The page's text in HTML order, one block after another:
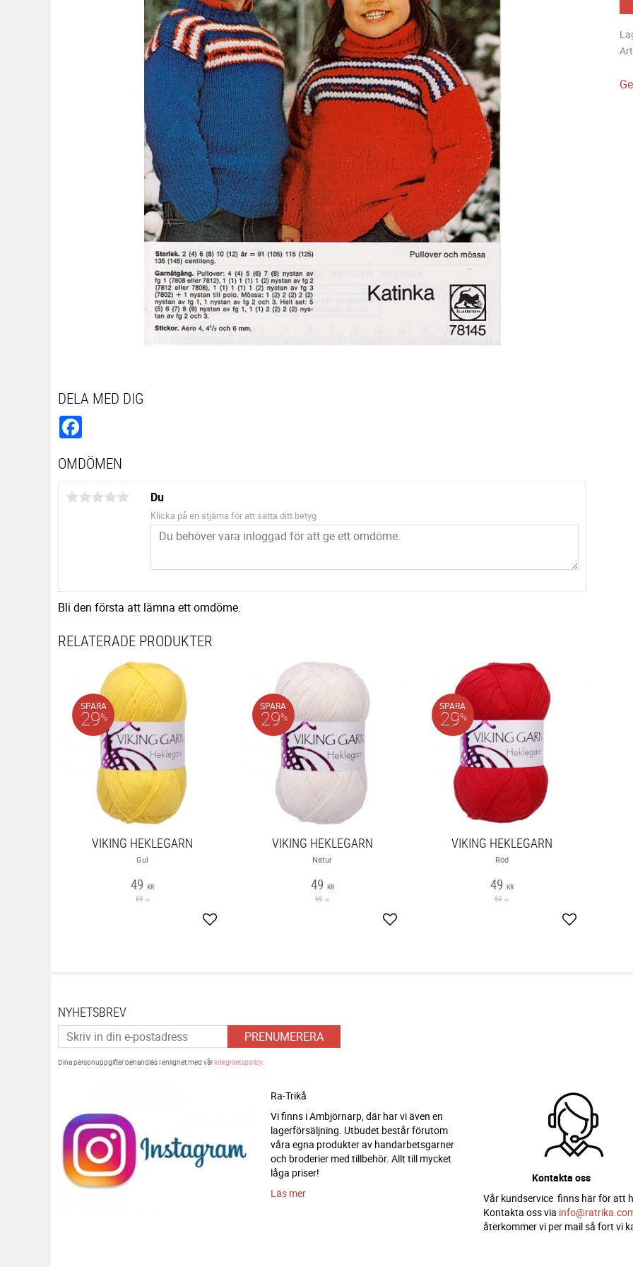
DELA MED DIG
OMDÖMEN
Du
Klicka på en stjärna för att sätta ditt betyg
Bli den första att lämna ett omdöme.
RELATERADE PRODUKTER
VIKING HEKLEGARN
Gul
49 KR
69 KR
SPARA
29%
Lägg till i favoriter
VIKING HEKLEGARN
Natur
49 KR
69 KR
SPARA
29%
Lägg till i favoriter
VIKING HEKLEGARN
Röd
49 KR
69 KR
SPARA
29%
Lägg till i
NYHETSBREV
PRENUMERERA
Dina personuppgifter behandlas i enlighet med vårintegritetspolicy.
Ra-Trikå
Vi finns i Ambjörnarp, där har vi även en
lagerförsäljning. Utbudet består förutom
våra egna produkter av handarbetsgarner
och broderier med tillbehör. Allt till mycket
låga priser!
Läs mer
Kontakta oss
Vår kundservice finns här för att
Kontakta oss via
återkommer vi per mail så fort vi